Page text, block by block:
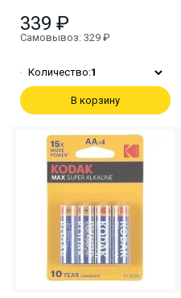
339 ₽
Самовывоз: 329 ₽
Количество:1
В корзину